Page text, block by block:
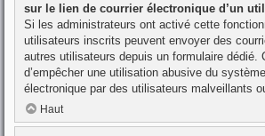
sur le lien de courrier électronique d’un
Si les administrateurs ont activé cette
utilisateurs inscrits peuvent envoyer des
autres utilisateurs depuis un formulaire dédié.
d’empêcher une utilisation abusive du
électronique par des utilisateurs malveillants
Haut